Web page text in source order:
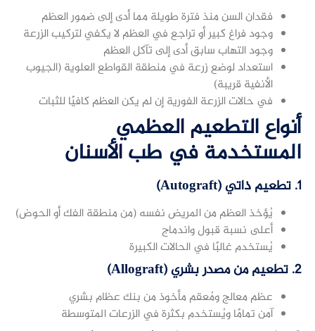
فقدان السن منذ فترة طويلة مما أدى إلى ضمور العظم
وجود فراغ كبير أو تراجع في العظم لا يكفي لتركيب الزرعة
وجود التهاب سابق أدى إلى تآكل العظم
استعداد لوضع زرعة في منطقة القواطع العلوية (الجيوب
الأنفية قريبة)
في حالات الزرعة الفورية إن لم يكن العظم كافيًا للثبات
أنواع التطعيم العظمي
المستخدمة في طب الأسنان
1. تطعيم ذاتي (Autograft)
يُؤخذ العظم من المريض نفسه (من منطقة الفك أو الحوض)
أعلى نسبة قبول واندماج
يُستخدم غالبًا في الحالات الكبيرة
2. تطعيم من مصدر بشري (Allograft)
عظم معالج ومُعقم مأخوذ من بنك عظام بشري
آمن تمامًا ويُستخدم بكثرة في الزرعات المتوسطة